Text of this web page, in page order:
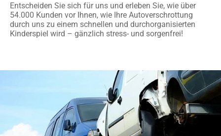
Entscheiden Sie sich für uns und erleben Sie, wie über
54.000 Kunden vor Ihnen, wie Ihre Autoverschrottung
durch uns zu einem schnellen und durchorganisierten
Kinderspiel wird – gänzlich stress- und sorgenfrei!